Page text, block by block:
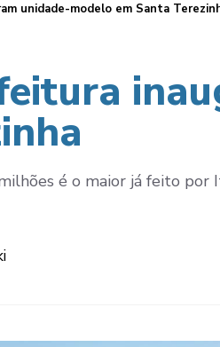
unidade-modelo em Santa
é o maior já feito por